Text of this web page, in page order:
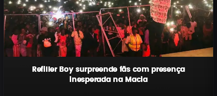
Refiller Boy surpreende fãs com presença
inesperada na Macia